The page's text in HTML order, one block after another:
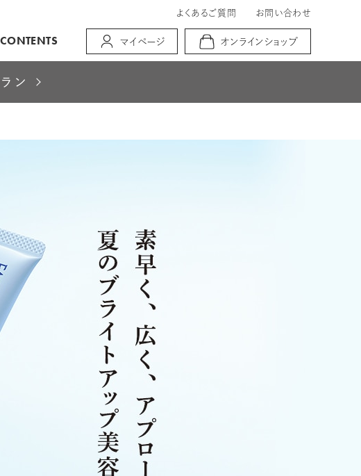
CONTENTS
よくあるご質問 お問い合わせ
マイページ オンラインショップ
ン